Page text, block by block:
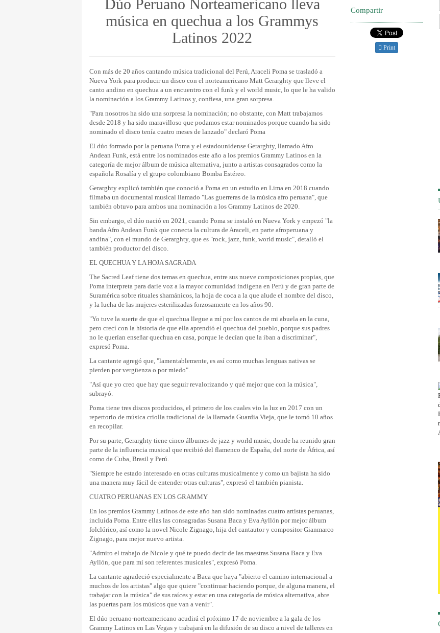
Dúo Peruano Norteamericano lleva
música en quechua a los Grammys
Latinos 2022
Con más de 20 años cantando música tradicional del Perú, Araceli Poma se trasladó a
Nueva York para producir un disco con el norteamericano Matt Gerarghty que lleve el
canto andino en quechua a un encuentro con el funk y el world music, lo que le ha valido
la nominación a los Grammy Latinos y, confiesa, una gran sorpresa.
"Para nosotros ha sido una sorpresa la nominación; no obstante, con Matt trabajamos
desde 2018 y ha sido maravilloso que podamos estar nominados porque cuando ha sido
nominado el disco tenía cuatro meses de lanzado" declaró Poma
El dúo formado por la peruana Poma y el estadounidense Gerarghty, llamado Afro
Andean Funk, está entre los nominados este año a los premios Grammy Latinos en la
categoría de mejor álbum de música alternativa, junto a artistas consagrados como la
española Rosalía y el grupo colombiano Bomba Estéreo.
Gerarghty explicó también que conoció a Poma en un estudio en Lima en 2018 cuando
filmaba un documental musical llamado "Las guerreras de la música afro peruana", que
también obtuvo para ambos una nominación a los Grammy Latinos de 2020.
Sin embargo, el dúo nació en 2021, cuando Poma se instaló en Nueva York y empezó "la
banda Afro Andean Funk que conecta la cultura de Araceli, en parte afroperuana y
andina", con el mundo de Gerarghty, que es "rock, jazz, funk, world music", detalló el
también productor del disco.
EL QUECHUA Y LA HOJA SAGRADA
The Sacred Leaf tiene dos temas en quechua, entre sus nueve composiciones propias, que
Poma interpreta para darle voz a la mayor comunidad indígena en Perú y de gran parte de
Suramérica sobre rituales shamánicos, la hoja de coca a la que alude el nombre del disco,
y la lucha de las mujeres esterilizadas forzosamente en los años 90.
"Yo tuve la suerte de que el quechua llegue a mí por los cantos de mi abuela en la cuna,
pero crecí con la historia de que ella aprendió el quechua del pueblo, porque sus padres
no le querían enseñar quechua en casa, porque le decían que la iban a discriminar",
expresó Poma.
La cantante agregó que, "lamentablemente, es así como muchas lenguas nativas se
pierden por vergüenza o por miedo".
"Así que yo creo que hay que seguir revalorizando y qué mejor que con la música",
subrayó.
Poma tiene tres discos producidos, el primero de los cuales vio la luz en 2017 con un
repertorio de música criolla tradicional de la llamada Guardia Vieja, que le tomó 10 años
en recopilar.
Por su parte, Gerarghty tiene cinco álbumes de jazz y world music, donde ha reunido gran
parte de la influencia musical que recibió del flamenco de España, del norte de África, así
como de Cuba, Brasil y Perú.
"Siempre he estado interesado en otras culturas musicalmente y como un bajista ha sido
una manera muy fácil de entender otras culturas", expresó el también pianista.
CUATRO PERUANAS EN LOS GRAMMY
En los premios Grammy Latinos de este año han sido nominadas cuatro artistas peruanas,
incluida Poma. Entre ellas las consagradas Susana Baca y Eva Ayllón por mejor álbum
folclórico, así como la novel Nicole Zignago, hija del cantautor y compositor Gianmarco
Zignago, para mejor nuevo artista.
"Admiro el trabajo de Nicole y qué te puedo decir de las maestras Susana Baca y Eva
Ayllón, que para mí son referentes musicales", expresó Poma.
La cantante agradeció especialmente a Baca que haya "abierto el camino internacional a
muchos de los artistas" algo que quiere "continuar haciendo porque, de alguna manera, el
trabajar con la música" de sus raíces y estar en una categoría de música alternativa, abre
las puertas para los músicos que van a venir".
El dúo peruano-norteamericano acudirá el próximo 17 de noviembre a la gala de los
Grammy Latinos en Las Vegas y trabajará en la difusión de su disco a nivel de talleres en
Compartir
Print